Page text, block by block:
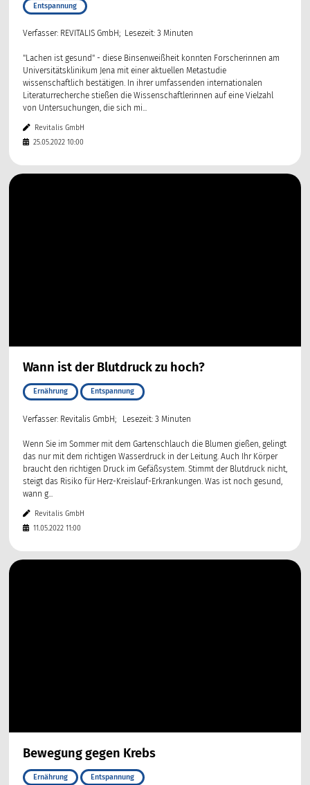
Entspannung
Verfasser: REVITALIS GmbH; Lesezeit: 3 Minuten
"Lachen ist gesund" - diese Binsenweißheit konnten Forscherinnen am
Universitätsklinikum Jena mit einer aktuellen Metastudie
wissenschaftlich bestätigen. In ihrer umfassenden internationalen
Literaturrecherche stießen die Wissenschaftlerinnen auf eine Vielzahl
von Untersuchungen, die sich mi...
Revitalis GmbH
25.05.2022 10:00
Wann ist der Blutdruck zu hoch?
Ernährung Entspannung
Verfasser: Revitalis GmbH; Lesezeit: 3 Minuten
Wenn Sie im Sommer mit dem Gartenschlauch die Blumen gießen, gelingt
das nur mit dem richtigen Wasserdruck in der Leitung. Auch Ihr Körper
braucht den richtigen Druck im Gefäßsystem. Stimmt der Blutdruck nicht,
steigt das Risiko für Herz-Kreislauf-Erkrankungen. Was ist noch gesund,
wann g...
Revitalis GmbH
11.05.2022 11:00
Bewegung gegen Krebs
Ernährung Entspannung